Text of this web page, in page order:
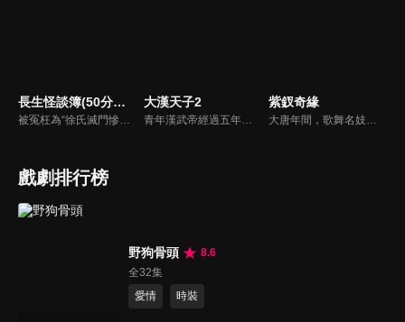
長生怪談簿(50分鐘版)
被冤枉為“徐氏滅門慘案”兇手的主人公在多年後深陷倖存者的複仇圈套，成功說服其共同對抗真兇，並找出真相的故事。整個故事發生在一個荒山客棧，眾人鬥智斗勇，一步步揭開每個人的秘密，還原案件本來面目。
大漢天子2
青年漢武帝經過五年執政，平息後宮勢力、抗拒外患入侵、粉碎政變陰謀，坐穩了皇帝寶座，正是開展雄才大略之時。能臣汲黯受到賞識，並引薦另一位奇才主父偃，漢武帝視其張固再世，委以重任。國力強盛使漢武帝屢屢北伐外族，只是規模巨大的戰爭使漢室逐漸捉襟見肘，諸侯勢力蠢蠢欲動。
紫釵奇緣
大唐年間，歌舞名妓霍小玉、風流俠客納蘭東、書香才子李益和巾幗紅顏盧靖瀾為首的風騷人物，彼此錯綜複雜的命運與感情糾葛。一場指腹為婚的誤會，造成浪漫卻無果的錯點鴛鴦，他們在階級差異與強權壓迫中勇於追求真愛，在宮廷權謀與世俗現實的拉扯中身不由己地被推向命運的叉路...
戲劇排行榜
野狗骨頭
8.6
全32集
愛情
時裝